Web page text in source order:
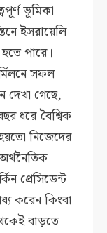
ভূমিকা
ইসরায়েলি
পারে।
সফল
দেখা গেছে,
ধরে বৈশ্বিক
নিজেদের
প্রেসিডেন্ট
করেন কিংবা
বাড়তে